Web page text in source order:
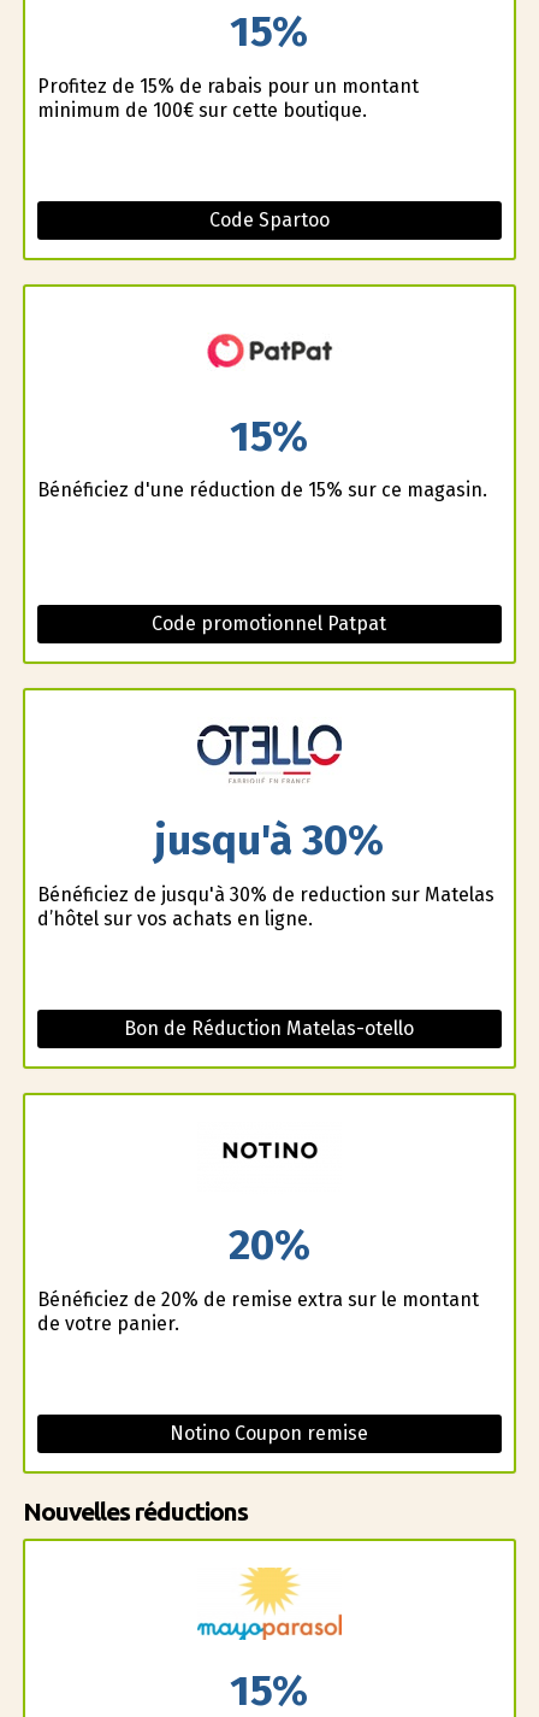
15%
Profitez de 15% de rabais pour un montant
minimum de 100€ sur cette boutique.
Code Spartoo
15%
Bénéficiez d'une réduction de 15% sur ce magasin.
Code promotionnel Patpat
jusqu'à 30%
Bénéficiez de jusqu'à 30% de reduction sur Matelas
d’hôtel sur vos achats en ligne.
Bon de Réduction Matelas-otello
20%
Bénéficiez de 20% de remise extra sur le montant
de votre panier.
Notino Coupon remise
Nouvelles réductions
15%